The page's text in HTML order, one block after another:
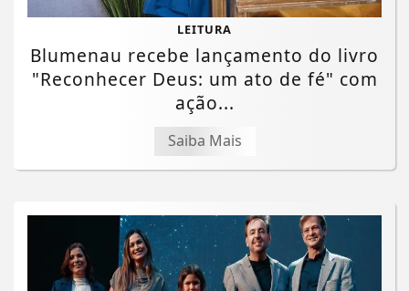
LEITURA
Blumenau recebe lançamento do livro
"Reconhecer Deus: um ato de fé" com
ação...
Saiba Mais